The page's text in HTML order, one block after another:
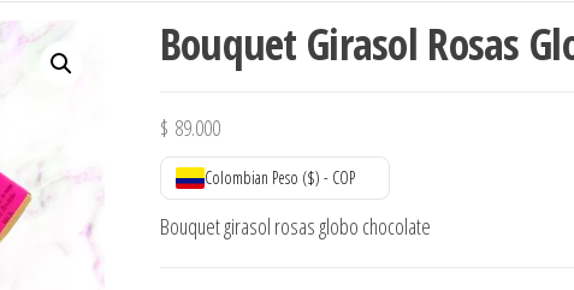
Bouquet Girasol Rosas
$ 89.000
Colombian Peso ($) - COP
Bouquet girasol rosas globo chocolate